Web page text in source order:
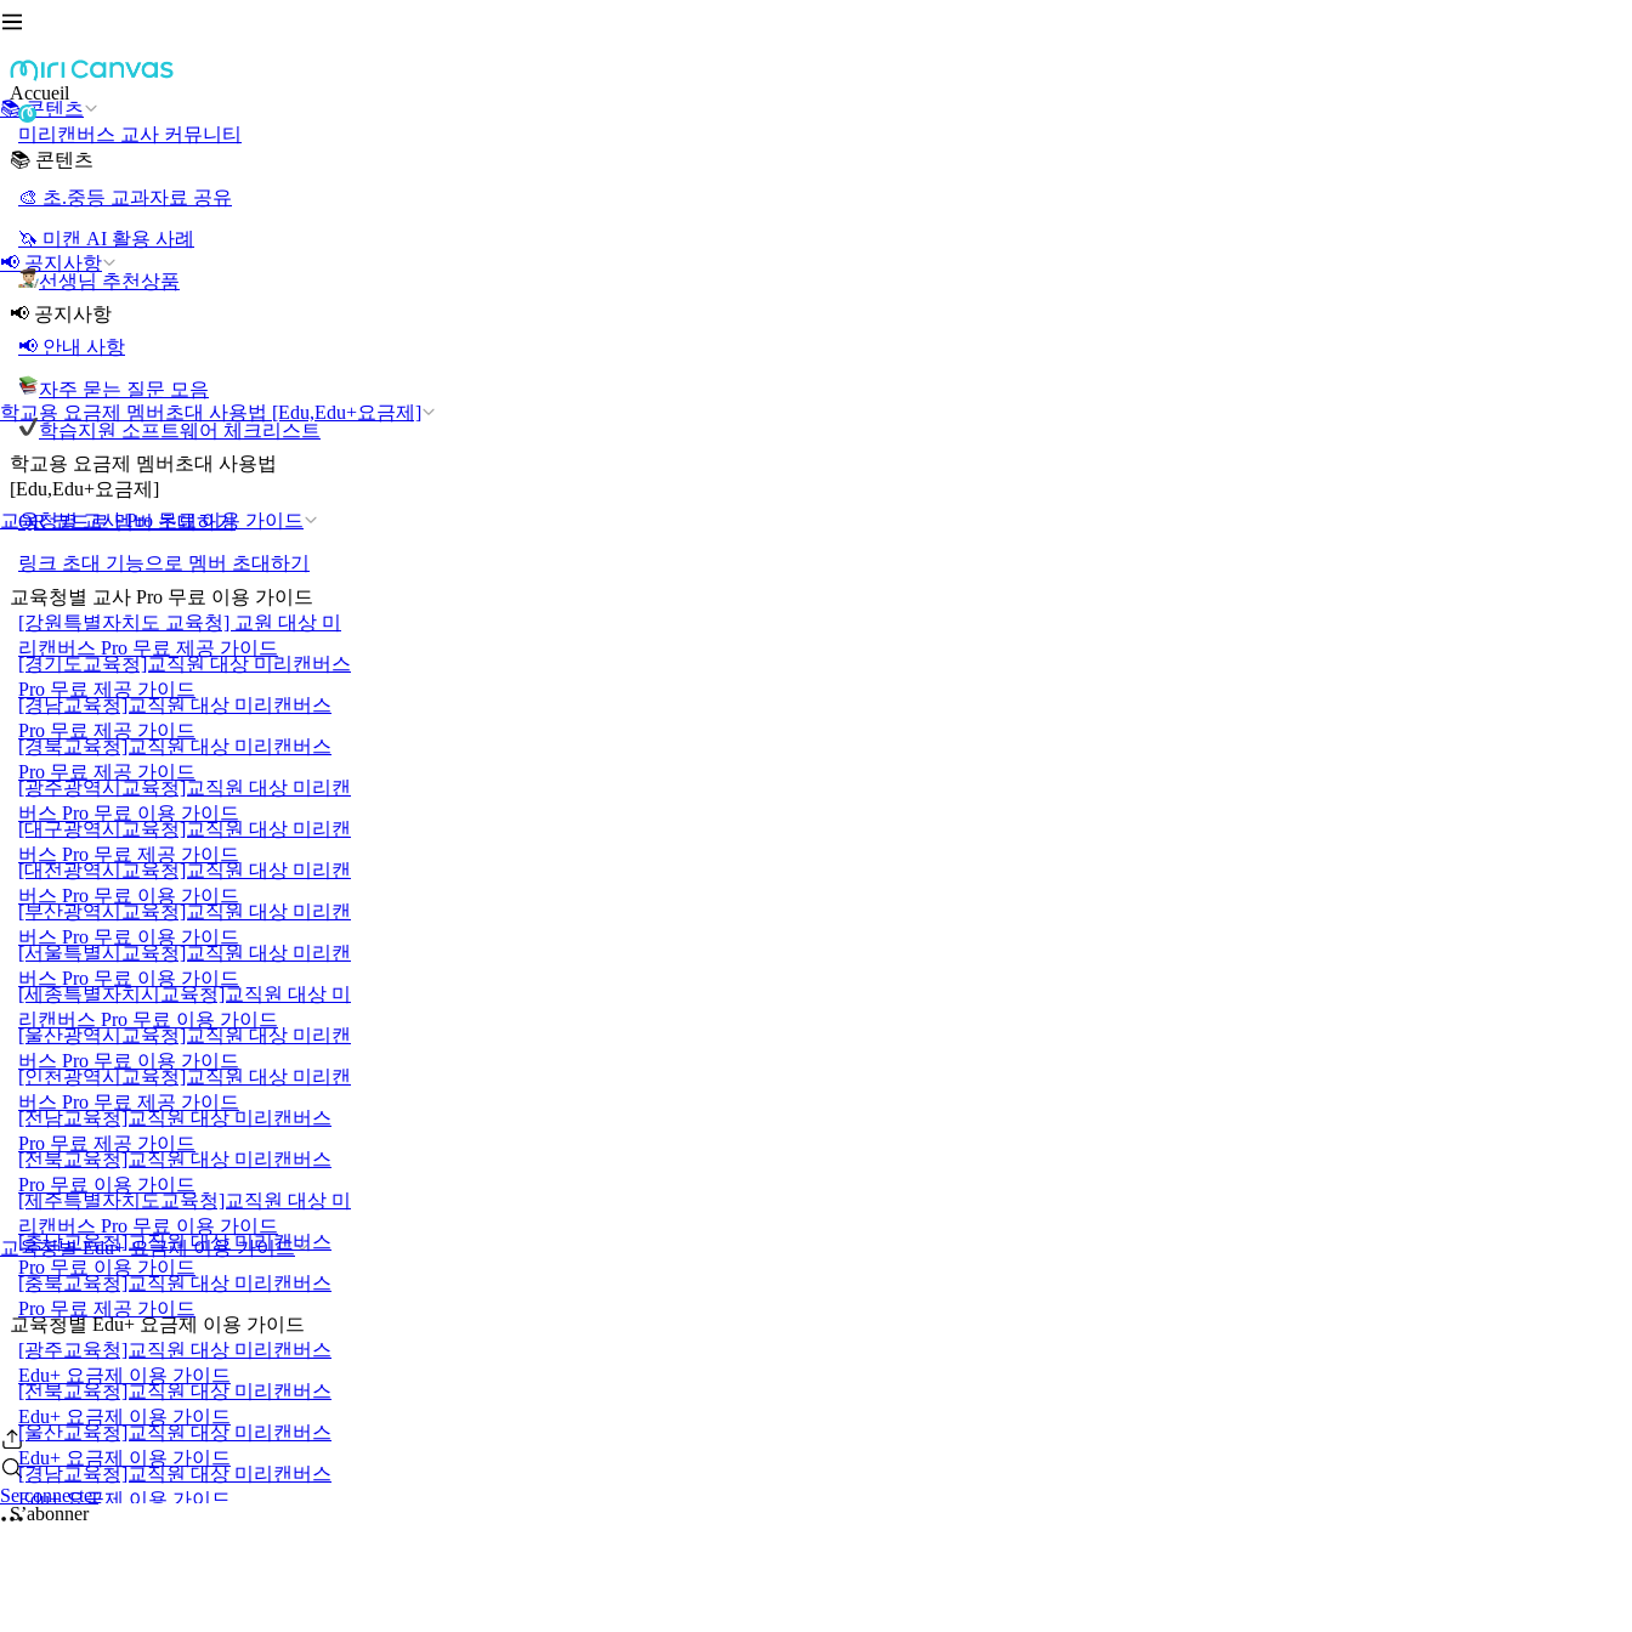
📚 콘텐츠
📢 공지사항
학교용 요금제 멤버초대 사용법 [Edu,Edu+요금제]
교육청별 교사 Pro 무료 이용 가이드
교육청별 Edu+ 요금제 이용 가이드
Se connecter
Accueil
미리캔버스 교사 커뮤니티
📚 콘텐츠
🎨 초.중등 교과자료 공유
🦄 미캔 AI 활용 사례
선생님 추천상품
📢 공지사항
📢 안내 사항
자주 묻는 질문 모음
학습지원 소프트웨어 체크리스트
학교용 요금제 멤버초대 사용법
[Edu,Edu+요금제]
QR 코드로 멤버 초대하기
링크 초대 기능으로 멤버 초대하기
교육청별 교사 Pro 무료 이용 가이드
[강원특별자치도 교육청] 교원 대상 미
리캔버스 Pro 무료 제공 가이드
[경기도교육청]교직원 대상 미리캔버스
Pro 무료 제공 가이드
[경남교육청]교직원 대상 미리캔버스
Pro 무료 제공 가이드
[경북교육청]교직원 대상 미리캔버스
Pro 무료 제공 가이드
[광주광역시교육청]교직원 대상 미리캔
버스 Pro 무료 이용 가이드
[대구광역시교육청]교직원 대상 미리캔
버스 Pro 무료 제공 가이드
[대전광역시교육청]교직원 대상 미리캔
버스 Pro 무료 이용 가이드
[부산광역시교육청]교직원 대상 미리캔
버스 Pro 무료 이용 가이드
[서울특별시교육청]교직원 대상 미리캔
버스 Pro 무료 이용 가이드
[세종특별자치시교육청]교직원 대상 미
리캔버스 Pro 무료 이용 가이드
[울산광역시교육청]교직원 대상 미리캔
버스 Pro 무료 이용 가이드
[인천광역시교육청]교직원 대상 미리캔
버스 Pro 무료 제공 가이드
[전남교육청]교직원 대상 미리캔버스
Pro 무료 제공 가이드
[전북교육청]교직원 대상 미리캔버스
Pro 무료 이용 가이드
[제주특별자치도교육청]교직원 대상 미
리캔버스 Pro 무료 이용 가이드
[충남교육청]교직원 대상 미리캔버스
Pro 무료 이용 가이드
[충북교육청]교직원 대상 미리캔버스
Pro 무료 제공 가이드
교육청별 Edu+ 요금제 이용 가이드
[광주교육청]교직원 대상 미리캔버스
Edu+ 요금제 이용 가이드
[전북교육청]교직원 대상 미리캔버스
Edu+ 요금제 이용 가이드
[울산교육청]교직원 대상 미리캔버스
Edu+ 요금제 이용 가이드
[경남교육청]교직원 대상 미리캔버스
Edu+ 요금제 이용 가이드
S’abonner